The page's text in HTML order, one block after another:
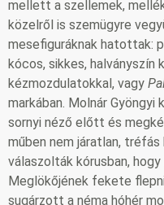
mellett a szellemek,
közelről is szemügyre
mesefiguráknak hatottak:
kócos, sikkes, halványszín
kézmozdulatokkal, vagy
markában. Molnár
sornyi néző előtt és
műben nem járatlan,
válaszolták kórusban,
Meglökőjének fekete
sugárzott a néma hóhér